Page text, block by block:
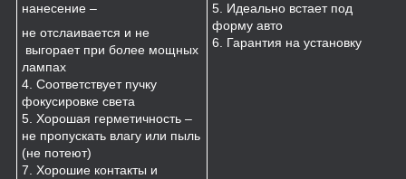
нанесение –
не отслаивается и не
выгорает при более мощных
лампах
4. Соответствует пучку
фокусировке света
5. Хорошая герметичность –
не пропускать влагу или пыль
(не потеют)
7. Хорошие контакты и
5. Идеально встает под
форму авто
6. Гарантия на установку